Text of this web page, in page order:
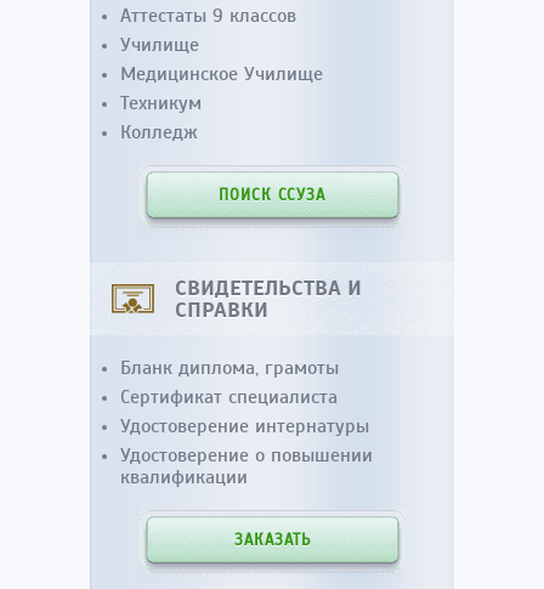
Аттестаты 9 классов
Училище
Медицинское Училище
Техникум
Колледж
ПОИСК ССУЗА
СВИДЕТЕЛЬСТВА И
СПРАВКИ
Бланк диплома, грамоты
Сертификат специалиста
Удостоверение интернатуры
Удостоверение о повышении
квалификации
ЗАКАЗАТЬ